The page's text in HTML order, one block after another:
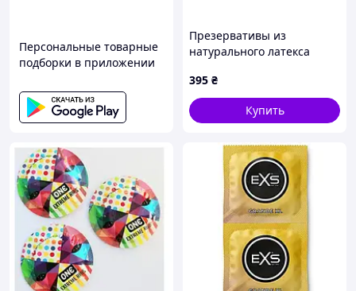
Персональные товарные
подборки в приложении
Презервативы из
натурального латекса
3 шт) 810508
395 ₴
Купить